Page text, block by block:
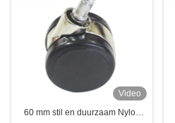
Video
60 mm stil en duurzaam Nylon